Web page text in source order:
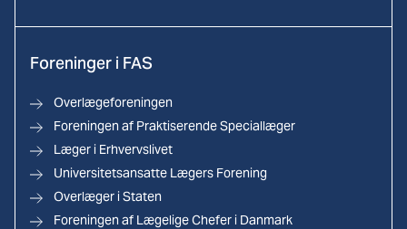
Foreninger i FAS
Overlægeforeningen
Foreningen af Praktiserende Speciallæger
Læger i Erhvervslivet
Universitetsansatte Lægers Forening
Overlæger i Staten
Foreningen af Lægelige Chefer i Danmark